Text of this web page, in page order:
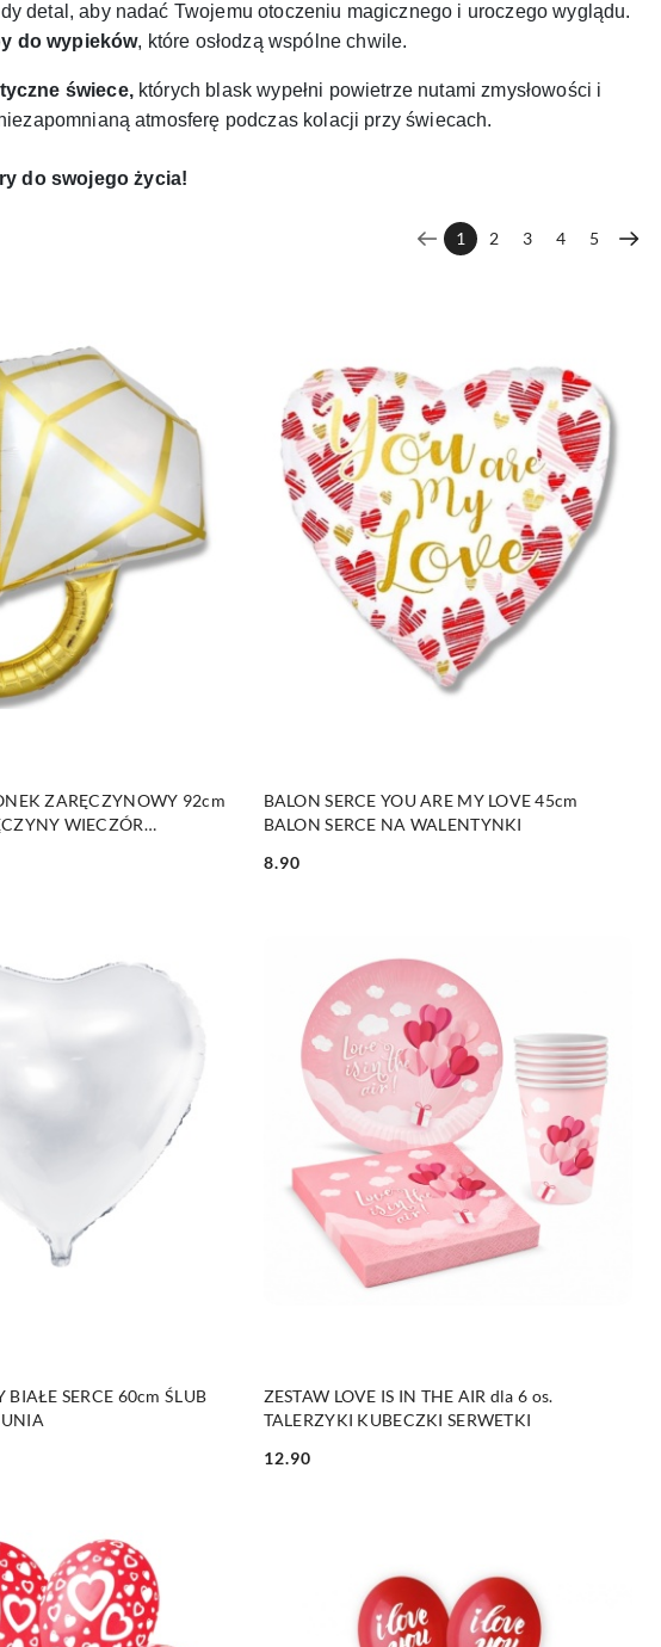
detal, aby nadać Twojemu otoczeniu magicznego i uroczego wyglądu.
do wypieków, które osłodzą wspólne chwile.
świece,których blask wypełni powietrze nutami zmysłowości i
atmosferę podczas kolacji przy świecach.
do swojego życia!
1 2 3 4 5
ZARĘCZYNOWY 92cm
WIECZÓR
BALON SERCE YOU ARE MY LOVE 45cm
BALON SERCE NA WALENTYNKI
Cena:
8.90
BIAŁE SERCE 60cm ŚLUB
ZESTAW LOVE IS IN THE AIR dla 6 os.
TALERZYKI KUBECZKI SERWETKI
Cena:
12.90